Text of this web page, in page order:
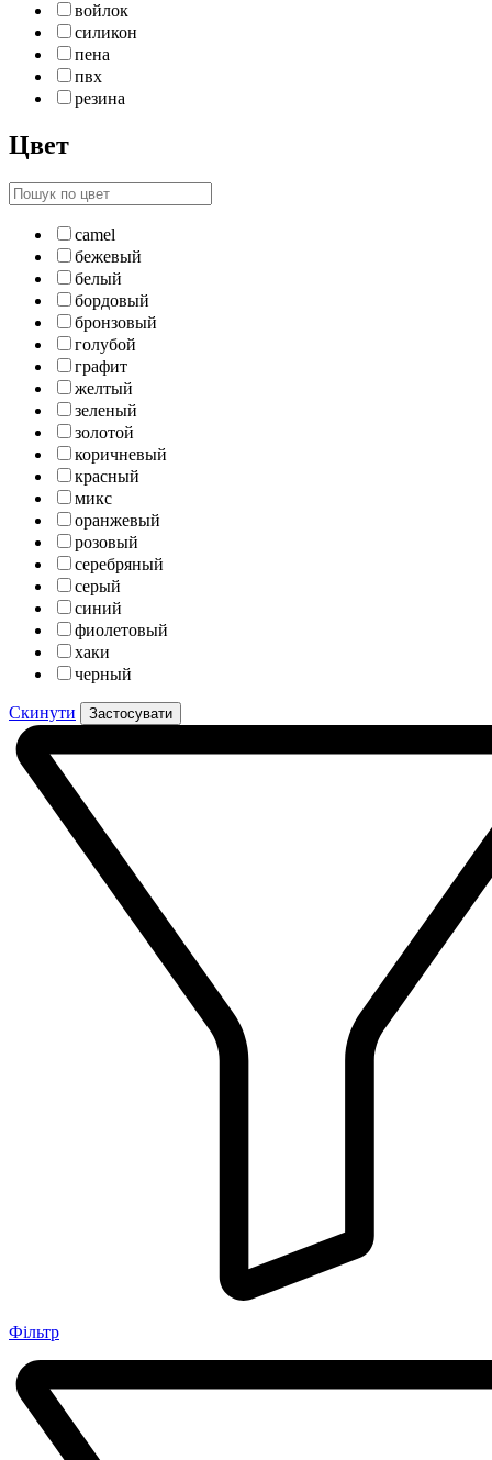
войлок
силикон
пена
пвх
резина
Цвет
camel
бежевый
белый
бордовый
бронзовый
голубой
графит
желтый
зеленый
золотой
коричневый
красный
микс
оранжевый
розовый
серебряный
серый
синий
фиолетовый
хаки
черный
Скинути Застосувати
Фільтр